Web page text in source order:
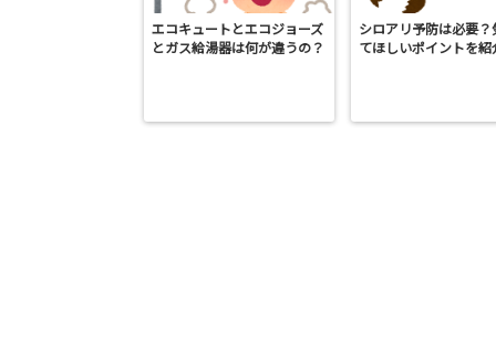
エコキュートとエコジョーズ
とガス給湯器は何が違うの？
シロアリ予防は必要？
てほしいポイントを紹